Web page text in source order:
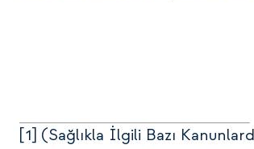
[1] (Sağlıkla İlgili Bazı